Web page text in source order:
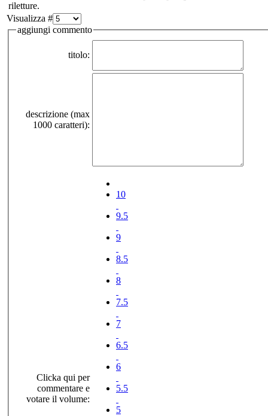
riletture.
Visualizza #
aggiungi commento
titolo:
descrizione (max
1000 caratteri):
Clicka qui per
commentare e
votare il volume:
10
9.5
9
8.5
8
7.5
7
6.5
6
5.5
5